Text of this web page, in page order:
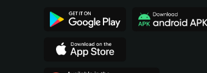
Português (Brasil)